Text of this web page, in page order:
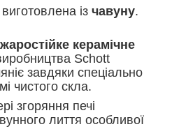
виготовлена із чавуну.
жаростійке керамічне
Schott
завдяки спеціально
чистого скла.
згоряння печі
лиття особливої